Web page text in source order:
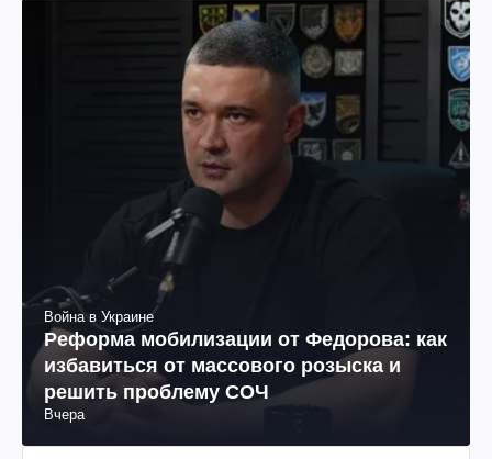
Война в Украине
Реформа мобилизации от Федорова: как
избавиться от массового розыска и
решить проблему СОЧ
Вчера